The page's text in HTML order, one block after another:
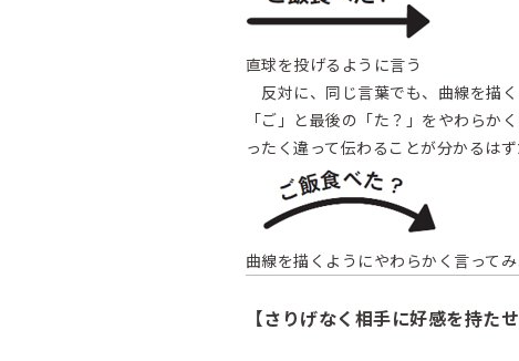
直球を投げるように言う
反対に、同じ言葉でも、曲線を描
「ご」と最後の「た？」をやわらか
ったく違って伝わることが分かるはず
曲線を描くようにやわらかく言ってみ
【さりげなく相手に好感を持たせ